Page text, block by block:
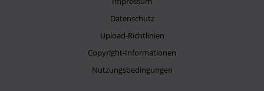
Datenschutz
Upload-Richtlinien
Copyright-Informationen
Nutzungsbedingungen